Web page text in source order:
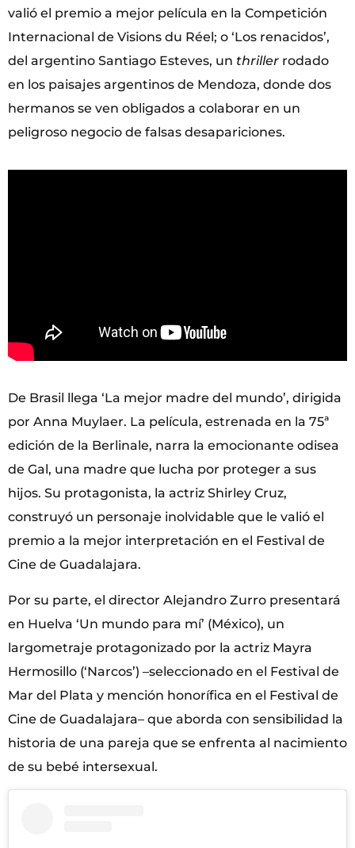
valió el premio a mejor película en la Competición
Internacional de Visions du Réel; o ‘Los renacidos’,
del argentino Santiago Esteves, un thriller rodado
en los paisajes argentinos de Mendoza, donde dos
hermanos se ven obligados a colaborar en un
peligroso negocio de falsas desapariciones.
De Brasil llega ‘La mejor madre del mundo’, dirigida
por Anna Muylaer. La película, estrenada en la 75ª
edición de la Berlinale, narra la emocionante odisea
de Gal, una madre que lucha por proteger a sus
hijos. Su protagonista, la actriz Shirley Cruz,
construyó un personaje inolvidable que le valió el
premio a la mejor interpretación en el Festival de
Cine de Guadalajara.
Por su parte, el director Alejandro Zurro presentará
en Huelva ‘Un mundo para mí’ (México), un
largometraje protagonizado por la actriz Mayra
Hermosillo (‘Narcos’) –seleccionado en el Festival de
Mar del Plata y mención honorífica en el Festival de
Cine de Guadalajara– que aborda con sensibilidad la
historia de una pareja que se enfrenta al nacimiento
de su bebé intersexual.